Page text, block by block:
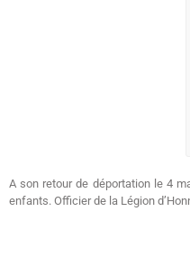
A son retour de déportation le 4
enfants. Officier de la Légion